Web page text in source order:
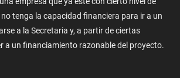
tenga la capacidad financiera para ir a un
a la Secretaria y, a partir de ciertas
a un financiamiento razonable del proyecto.